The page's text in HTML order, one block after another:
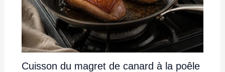
Cuisson du magret de canard à la poêle